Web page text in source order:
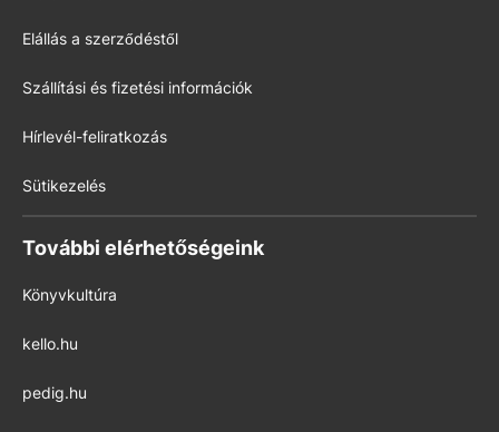
Elállás a szerződéstől
Szállítási és fizetési információk
Hírlevél-feliratkozás
Sütikezelés
További elérhetőségeink
Könyvkultúra
kello.hu
pedig.hu